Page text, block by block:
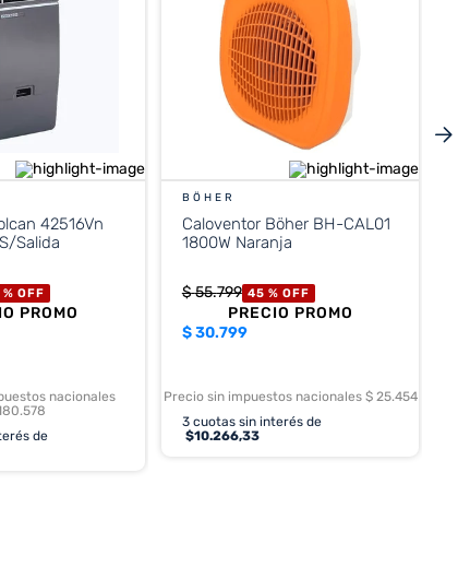
42516Vn
Salida
OFF
PROMO
nacionales
de
BÖHER
Caloventor Böher BH-CAL01
1800W Naranja
$55.799 45 % OFF
PRECIO PROMO
$30.799
Precio sin impuestos nacionales $ 25.454
3cuotas sin interés de
$10.266,33